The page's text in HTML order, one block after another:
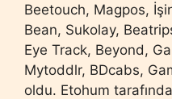
Beetouch, Magpos,
Bean, Sukolay,
Eye Track, Beyond,
Mytoddlr, BDcabs,
oldu. Etohum